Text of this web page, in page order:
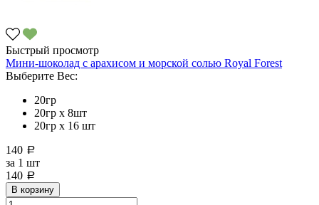
Быстрый просмотр
Мини-шоколад с арахисом и морской солью Royal Forest
Выберите Вес:
20гр
20гр x 8шт
20гр х 16 шт
140 a
за 1 шт
140 a
В корзину